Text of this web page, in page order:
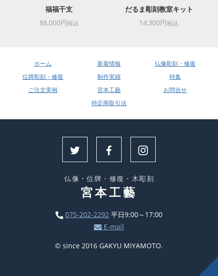
福福干支
88,000円税込
だるま彫刻教室キット
14,300円税込
ホーム 新着情報
仏像彫刻・修復
位牌彫刻・修復
制作実績
特集
ご注文実例
宮本工藝
お問合せ
特定商取引法
仏像・位牌・修復・木彫刻
宮本工藝
075-202-2292 平日9:00～17:00
E-mail
© since 2016 GAKYU MIYAMOTO.